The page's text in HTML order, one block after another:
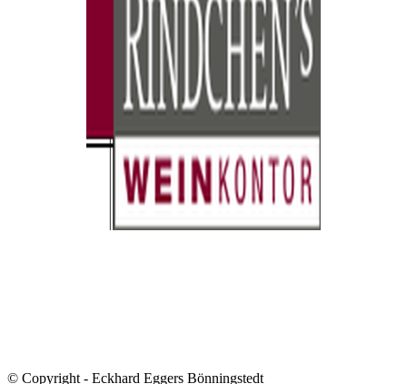
© Copyright - Eckhard Eggers Bönningstedt